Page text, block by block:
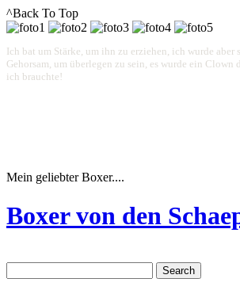
^Back To Top
Ich bat um Stärke, um ihn zu erziehen, ich wurde
Gehorsam, um überlegen zu sein, es wurde ein
ich brauchte!
Mein geliebter Boxer....
Boxer von den